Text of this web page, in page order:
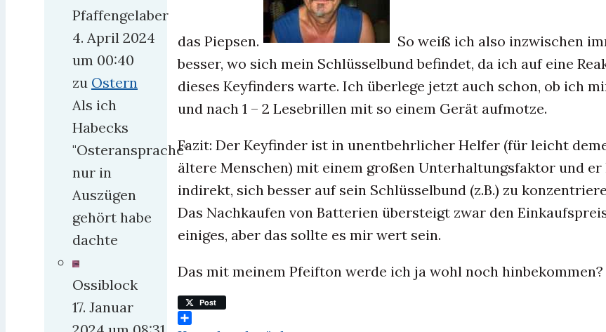
das Piepsen.
So weiß ich also inzwischen
besser, wo sich mein Schlüsselbund befindet, da ich auf eine
dieses Keyfinders warte. Ich überlege jetzt auch schon, ob ich
und nach 1 – 2 Lesebrillen mit so einem Gerät aufmotze.
Fazit: Der Keyfinder ist in unentbehrlicher Helfer (für leicht
ältere Menschen) mit einem großen Unterhaltungsfaktor und
indirekt, sich besser auf sein Schlüsselbund (z.B.) zu
Das Nachkaufen von Batterien übersteigt zwar den
einiges, aber das sollte es mir wert sein.
Das mit meinem Pfeifton werde ich ja wohl noch hinbekommen?
Post
Pfaffengelaber
4. April 2024
um 00:40
zu Ostern
Als ich
Habecks
"Osteransprache"
nur in
Auszügen
gehört habe
dachte
Ossiblock
17. Januar